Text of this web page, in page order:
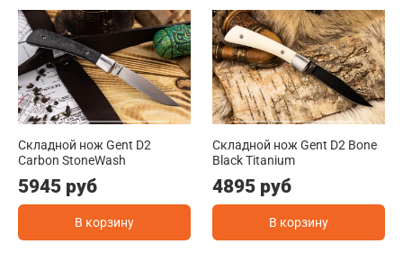
Складной нож Gent D2
Carbon StoneWash
5945 руб
В корзину
Складной нож Gent D2 Bone
Black Titanium
4895 руб
В корзину